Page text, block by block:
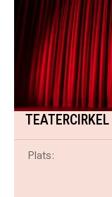
TEATERCIRKEL
Plats: